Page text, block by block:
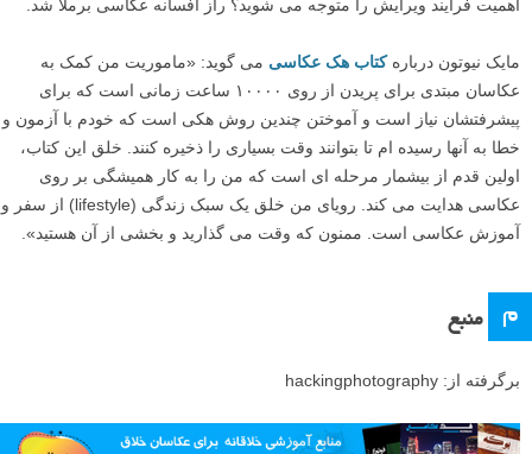
اهمیت فرآیند ویرایش را متوجه می شوید؟ راز افسانه عکاسی برملا شد.
مایک نیوتون دربارهکتاب هک عکاسی می گوید: «ماموریت من کمک به
عکاسان مبتدی برای پریدن از روی ۱۰۰۰۰ ساعت زمانی است که برای
پیشرفتشان نیاز است و آموختن چندین روش هکی است که خودم با آزمون و
خطا به آنها رسیده ام تا بتوانند وقت بسیاری را ذخیره کنند. خلق این کتاب،
اولین قدم از بیشمار مرحله ای است که من را به کار همیشگی بر روی
عکاسی هدایت می کند. رویای من خلق یک سبک زندگی (lifestyle) از سفر و
آموزش عکاسی است. ممنون که وقت می گذارید و بخشی از آن هستید».
م منبع
برگرفته از: hackingphotography